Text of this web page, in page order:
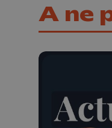
A ne